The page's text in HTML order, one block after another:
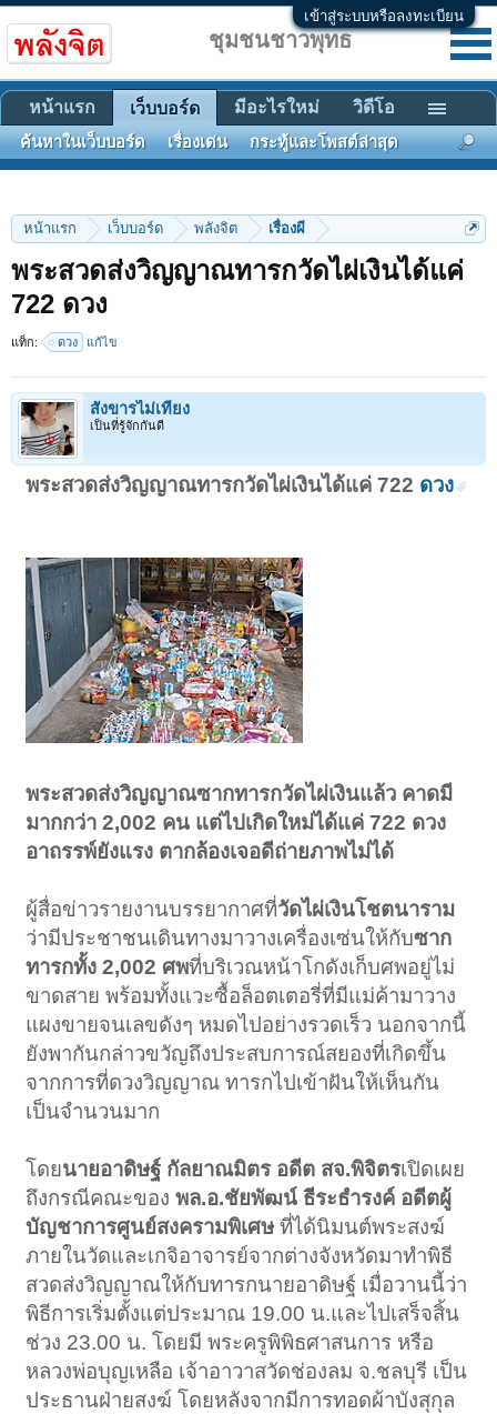
เข้าสู่ระบบหรือลงทะเบียน
หน้าแรก เว็บบอร์ด พลังจิต เรื่องผี
พระสวดส่งวิญญาณทารกวัดไผ่เงินได้แค่
722 ดวง
แท็ก: ดวง แก้ไข
สังขารไม่เที่ยง
เป็นที่รู้จักกันดี
พระสวดส่งวิญญาณทารกวัดไผ่เงินได้แค่ 722 ดวง
พระสวดส่งวิญญาณซากทารกวัดไผ่เงินแล้ว คาดมี
มากกว่า 2,002 คน แต่ไปเกิดใหม่ได้แค่ 722 ดวง
อาถรรพ์ยังแรง ตากล้องเจอดีถ่ายภาพไม่ได้
ผู้สื่อข่าวรายงานบรรยากาศที่วัดไผ่เงินโชตนาราม
ว่ามีประชาชนเดินทางมาวางเครื่องเซ่นให้กับซาก
ทารกทั้ง 2,002 ศพที่บริเวณหน้าโกดังเก็บศพอยู่ไม่
ขาดสาย พร้อมทั้งแวะซื้อล็อตเตอรี่ที่มีแม่ค้ามาวาง
แผงขายจนเลขดังๆ หมดไปอย่างรวดเร็ว นอกจากนี้
ยังพากันกล่าวขวัญถึงประสบการณ์สยองที่เกิดขึ้น
จากการที่ดวงวิญญาณ ทารกไปเข้าฝันให้เห็นกัน
เป็นจำนวนมาก
โดยนายอาดิษฐ์ กัลยาณมิตร อดีต สจ.พิจิตรเปิดเผย
ถึงกรณีคณะของ พล.อ.ชัยพัฒน์ ธีระธำรงค์ อดีตผู้
บัญชาการศูนย์สงครามพิเศษ ที่ได้นิมนต์พระสงฆ์
ภายในวัดและเกจิอาจารย์จากต่างจังหวัดมาทำพิธี
สวดส่งวิญญาณให้กับทารกนายอาดิษฐ์ เมื่อวานนี้ว่า
พิธีการเริ่มตั้งแต่ประมาณ 19.00 น.และไปเสร็จสิ้น
ช่วง 23.00 น. โดยมี พระครูพิพิธศาสนการ หรือ
หลวงพ่อบุญเหลือ เจ้าอาวาสวัดช่องลม จ.ชลบุรี เป็น
ประธานฝ่ายสงฆ์ โดยหลังจากมีการทอดผ้าบังสุกุล
ชุมชนชาวพุทธ
หน้าแรก เว็บบอร์ด
ค้นหาในเว็บบอร์ด เรื่องเด่น กระทู้และโพสต์ล่าสุด
มีอะไรใหม่ วิดีโอ